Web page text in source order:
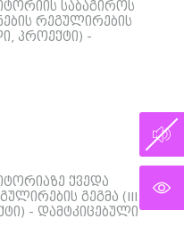
საბაგიროს
რეგულირების
პროექტი) -
ქვედა
გეგმა (III
- დამტკიცებული